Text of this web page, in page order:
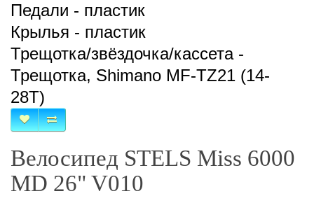
Педали - пластик
Крылья - пластик
Трещотка/звёздочка/кассета -
Трещотка, Shimano MF-TZ21 (14-
28T)
Велосипед STELS Miss 6000
MD 26" V010